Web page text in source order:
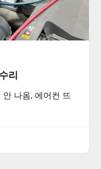
리
나옴, 에어컨 뜨